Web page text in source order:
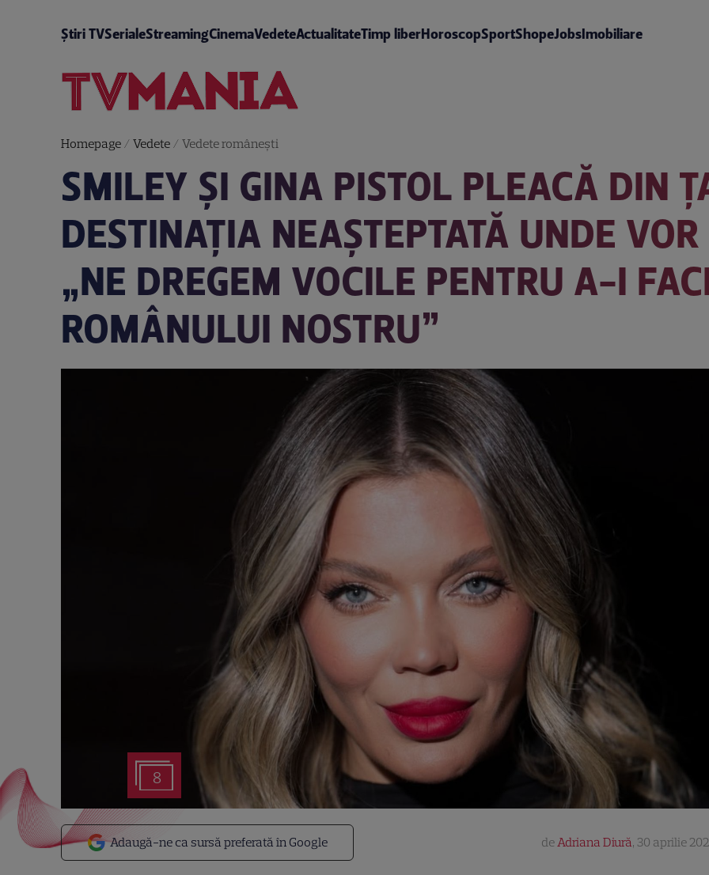
Știri TVSerialeStreamingCinemaVedeteActualitateTimp liberHoroscopSportShopeJobsImobiliare
Homepage/ Vedete/ Vedete româneşti
SMILEY ȘI GINA PISTOL PLEACĂ DIN
DESTINAȚIA NEAȘTEPTATĂ UNDE
„NE DREGEM VOCILE PENTRU A-I
ROMÂNULUI NOSTRU”
8
Adaugă-ne ca sursă preferată în Google deAdriana Diură, 30 aprilie